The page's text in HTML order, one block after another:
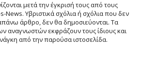
μετά την έγκρισή τους από τους
News. Υβριστικά σχόλια ή σχόλια που δεν
άρθρο, δεν θα δημοσιεύονται. Τα
αναγνωστών εκφράζουν τους ίδιους και
από την παρούσα ιστοσελίδα.